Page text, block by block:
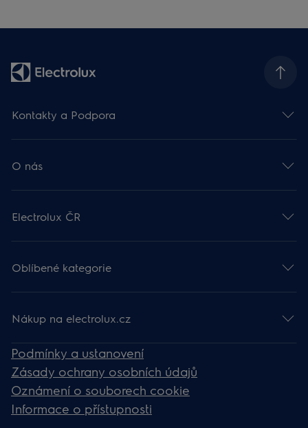
Kontakty a Podpora
O nás
Electrolux ČR
Oblíbené kategorie
Nákup na electrolux.cz
Podmínky a ustanovení
Zásady ochrany osobních údajů
Oznámení o souborech cookie
Informace o přístupnosti